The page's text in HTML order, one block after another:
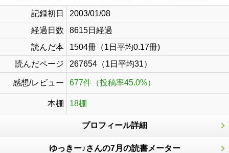
記録初日
2003/01/08
経過日数
8615日経過
読んだ本
1504冊（1日平均0.17冊)
読んだページ
267654（1日平均31）
感想/レビュー 677件（投稿率45.0%）
本棚 18棚
プロフィール詳細
ゆっきー♪さんの7月の読書メーター